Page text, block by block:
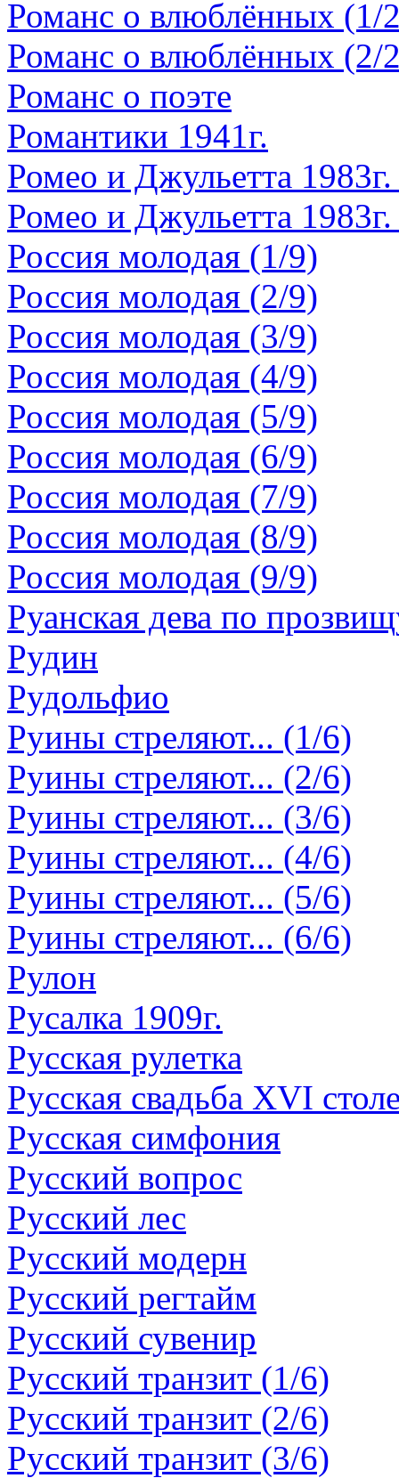
Романс о влюблённых (1/
Романс о влюблённых (2/
Романс о поэте
Романтики 1941г.
Ромео и Джульетта
Ромео и Джульетта
Россия молодая (1/9)
Россия молодая (2/9)
Россия молодая (3/9)
Россия молодая (4/9)
Россия молодая (5/9)
Россия молодая (6/9)
Россия молодая (7/9)
Россия молодая (8/9)
Россия молодая (9/9)
Руанская дева по
Рудин
Рудольфио
Руины стреляют... (1/6)
Руины стреляют... (2/6)
Руины стреляют... (3/6)
Руины стреляют... (4/6)
Руины стреляют... (5/6)
Руины стреляют... (6/6)
Рулон
Русалка 1909г.
Русская рулетка
Русская свадьба XVI
Русская симфония
Русский вопрос
Русский лес
Русский модерн
Русский регтайм
Русский сувенир
Русский транзит (1/6)
Русский транзит (2/6)
Русский транзит (3/6)